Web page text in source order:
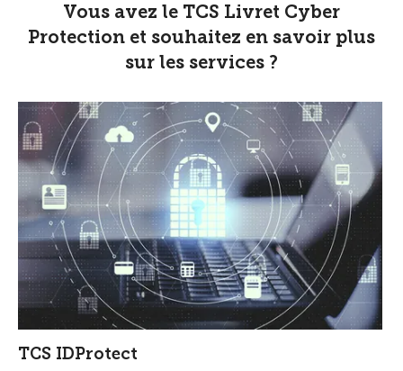
Vous avez le TCS Livret Cyber
Protection et souhaitez en savoir plus
sur les services ?
TCS IDProtect